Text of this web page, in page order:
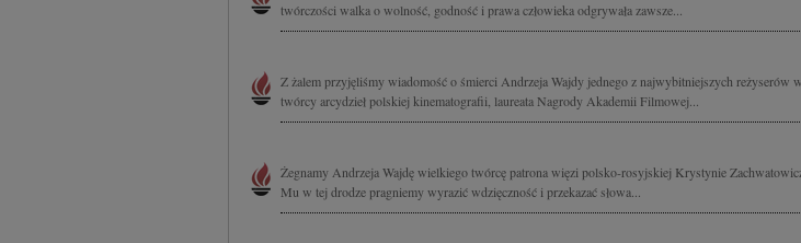
twórczości walka o wolność, godność i prawa człowieka odgrywała zawsze...
Z żalem przyjęliśmy wiadomość o śmierci Andrzeja Wajdy jednego z najwybitniejszych reżyserów
twórcy arcydzieł polskiej kinematografii, laureata Nagrody Akademii Filmowej...
Żegnamy Andrzeja Wajdę wielkiego twórcę patrona więzi polsko-rosyjskiej Krystynie
Mu w tej drodze pragniemy wyrazić wdzięczność i przekazać słowa...